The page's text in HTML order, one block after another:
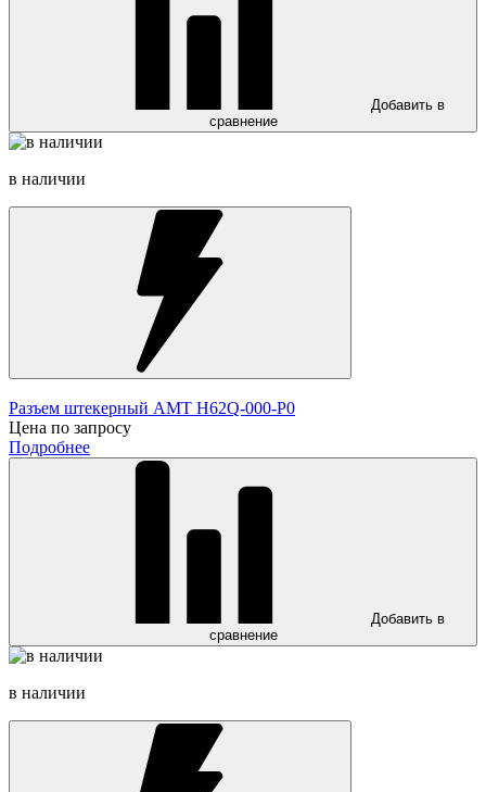
Добавить в
сравнение
в наличии
Разъем штекерный AMT H62Q-000-P0
Цена по запросу
Подробнее
Добавить в
сравнение
в наличии